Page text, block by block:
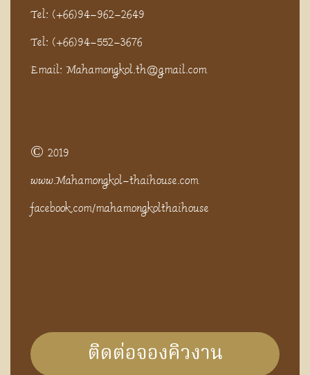
Tel: (+66)94-962-2649
Tel: (+66)94-552-3676
Email: Mahamongkol.th@gmail.com
© 2019
www.Mahamongkol-thaihouse.com
facebook.com/mahamongkolthaihouse
ติดต่อจองคิวงาน